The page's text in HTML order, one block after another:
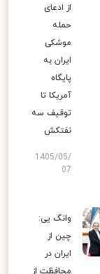
از ادعای
حمله
موشکی
ایران به
پایگاه
آمریکا تا
توقیف سه
نفتکش
1405/05/
07
وانگ یی:
چین از
ایران در
محافظت از